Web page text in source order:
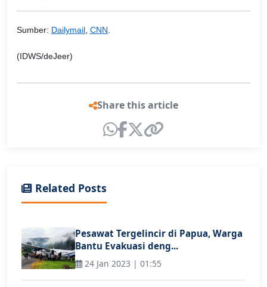
Sumber: Dailymail CNN
(IDWS/deJeer)
Share this article
Related Posts
Pesawat Tergelincir di Papua, Warga
Bantu Evakuasi deng...
24 Jan 2023 | 01:55